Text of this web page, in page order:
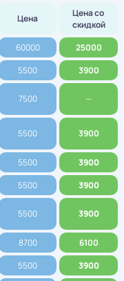
Цена
Цена со
скидкой
60000
25000
5500
3900
7500 —
5500 3900
5500
3900
5500
3900
5500 3900
8700
6100
5500
3900